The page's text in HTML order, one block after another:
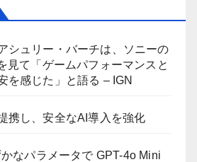
シュリー・バーチは、ソニーの
見て「ゲームパフォーマンスと
を感じた」と語る – IGN
携し、安全なAI導入を強化
なパラメータで GPT-4o Mini